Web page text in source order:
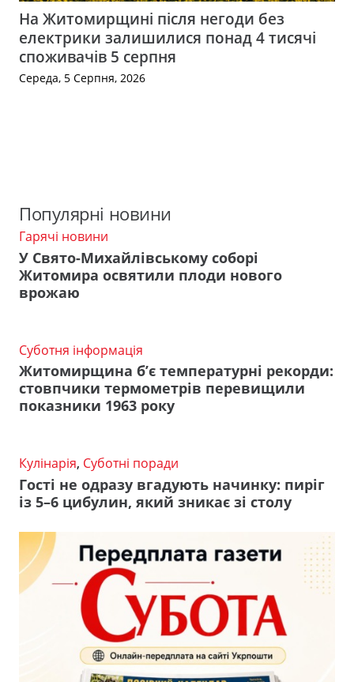
На Житомирщині після негоди без
електрики залишилися понад 4 тисячі
споживачів 5 серпня
Середа, 5 Серпня, 2026
Популярні новини
Гарячі новини
У Свято-Михайлівському соборі
Житомира освятили плоди нового
врожаю
Суботня інформація
Житомирщина б’є температурні рекорди:
стовпчики термометрів перевищили
показники 1963 року
Кулінарія, Суботні поради
Гості не одразу вгадують начинку: пиріг
із 5–6 цибулин, який зникає зі столу